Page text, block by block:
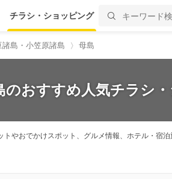
チラシ・ショッピング
諸島・小笠原諸島 母島
のおすすめ人気チラシ
やおでかけスポット、グルメ情報、ホテル・宿